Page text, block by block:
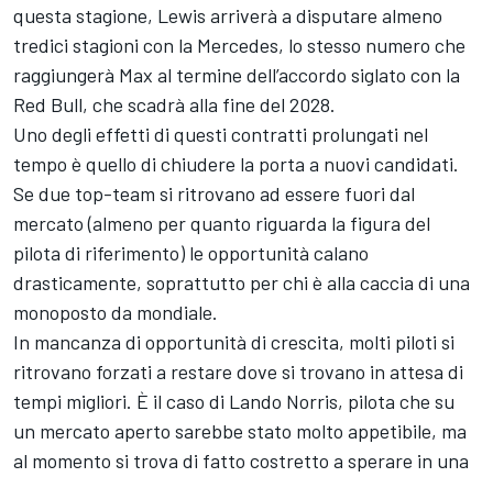
questa stagione, Lewis arriverà a disputare almeno
tredici stagioni con la Mercedes, lo stesso numero che
raggiungerà Max al termine dell’accordo siglato con la
Red Bull, che scadrà alla fine del 2028.
Uno degli effetti di questi contratti prolungati nel
tempo è quello di chiudere la porta a nuovi candidati.
Se due top-team si ritrovano ad essere fuori dal
mercato (almeno per quanto riguarda la figura del
pilota di riferimento) le opportunità calano
drasticamente, soprattutto per chi è alla caccia di una
monoposto da mondiale.
In mancanza di opportunità di crescita, molti piloti si
ritrovano forzati a restare dove si trovano in attesa di
tempi migliori. È il caso di Lando Norris, pilota che su
un mercato aperto sarebbe stato molto appetibile, ma
al momento si trova di fatto costretto a sperare in una